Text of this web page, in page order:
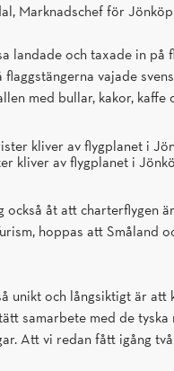
Marknadschef för
landade och taxade in
vajade
med bullar, kakor, kaffe
kliver av flygplanet i
åt att charterflygen
hoppas att Småland
unikt och långsiktigt är
samarbete med de
Att vi redan fått igång